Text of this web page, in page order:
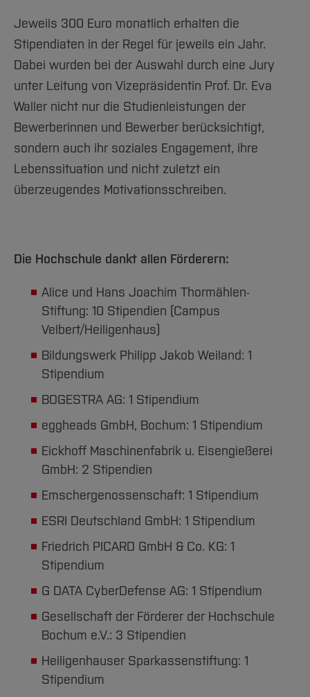
Jeweils 300 Euro monatlich erhalten die
Stipendiaten in der Regel für jeweils ein Jahr.
Dabei wurden bei der Auswahl durch eine Jury
unter Leitung von Vizepräsidentin Prof. Dr. Eva
Waller nicht nur die Studienleistungen der
Bewerberinnen und Bewerber berücksichtigt,
sondern auch ihr soziales Engagement, ihre
Lebenssituation und nicht zuletzt ein
überzeugendes Motivationsschreiben.
Die Hochschule dankt allen Förderern:
Alice und Hans Joachim Thormählen-
Stiftung: 10 Stipendien (Campus
Velbert/Heiligenhaus)
Bildungswerk Philipp Jakob Weiland: 1
Stipendium
BOGESTRA AG: 1 Stipendium
eggheads GmbH, Bochum: 1 Stipendium
Eickhoff Maschinenfabrik u. Eisengießerei
GmbH: 2 Stipendien
Emschergenossenschaft: 1 Stipendium
ESRI Deutschland GmbH: 1 Stipendium
Friedrich PICARD GmbH & Co. KG: 1
Stipendium
G DATA CyberDefense AG: 1 Stipendium
Gesellschaft der Förderer der Hochschule
Bochum e.V.: 3 Stipendien
Heiligenhauser Sparkassenstiftung: 1
Stipendium